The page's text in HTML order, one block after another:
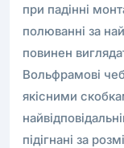
при падінні
полюванні за
повинен
Вольфрамові
якісними
підігнані за